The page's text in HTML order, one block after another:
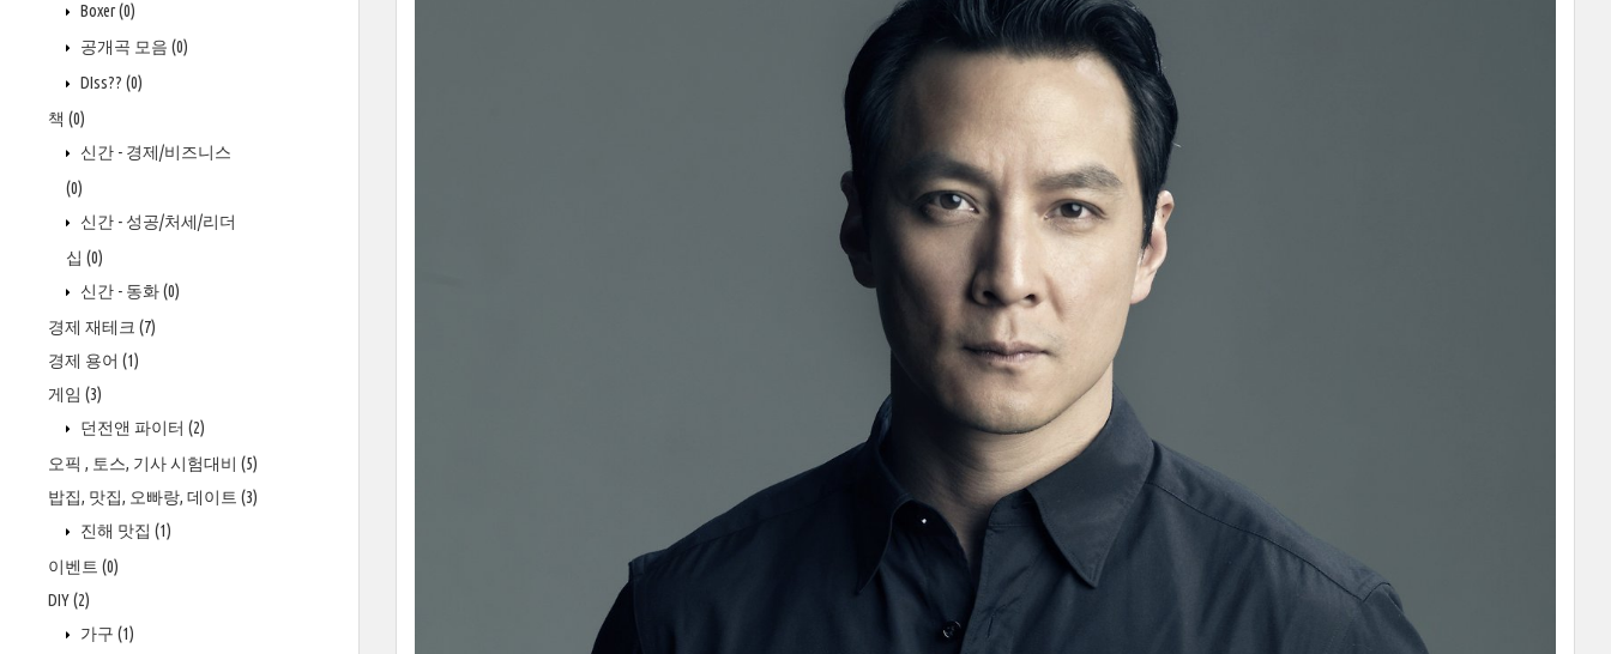
Boxer(0)
공개곡 모음 (0)
DIss?? (0)
책 (0)
신간 - 경제/비즈니스
(0)
신간 - 성공/처세/리더
십 (0)
신간 - 동화(0)
경제 재테크 (7)
경제 용어 (1)
게임 (3)
던전앤 파이터 (2)
오픽 , 토스, 기사 시험대비 (5)
밥집, 맛집, 오빠랑, 데이트 (3)
진해 맛집 (1)
이벤트 (0)
DIY(2)
가구 (1)